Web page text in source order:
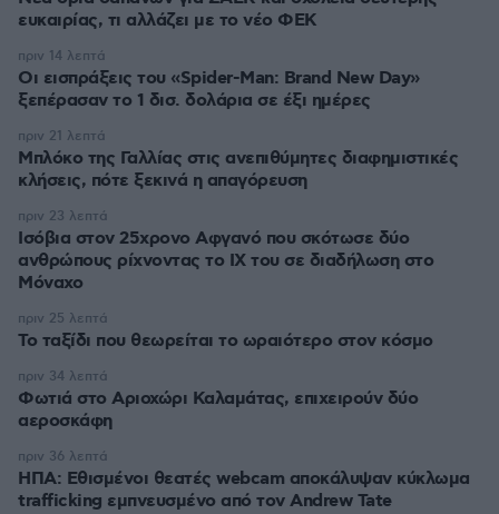
ευκαιρίας, τι αλλάζει με το νέο ΦΕΚ
Οι εισπράξεις του «Spider-Man: Brand New Day»
ξεπέρασαν το 1 δισ. δολάρια σε έξι ημέρες
πριν 14 λεπτά
Μπλόκο της Γαλλίας στις ανεπιθύμητες διαφημιστικές
κλήσεις, πότε ξεκινά η απαγόρευση
πριν 21 λεπτά
Ισόβια στον 25χρονο Αφγανό που σκότωσε δύο
ανθρώπους ρίχνοντας το ΙΧ του σε διαδήλωση στο
Μόναχο
πριν 23 λεπτά
Το ταξίδι που θεωρείται το ωραιότερο στον κόσμο
πριν 25 λεπτά
Φωτιά στο Αριοχώρι Καλαμάτας, επιχειρούν δύο
αεροσκάφη
πριν 34 λεπτά
ΗΠΑ: Εθισμένοι θεατές webcam αποκάλυψαν κύκλωμα
trafficking εμπνευσμένο από τον Andrew Tate
πριν 36 λεπτά